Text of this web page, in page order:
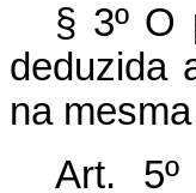
§ 3º O
deduzida
na
Art.